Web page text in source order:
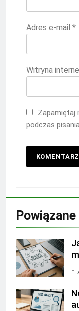
Adres e-mail *
Witryna
Zapamiętaj
podczas